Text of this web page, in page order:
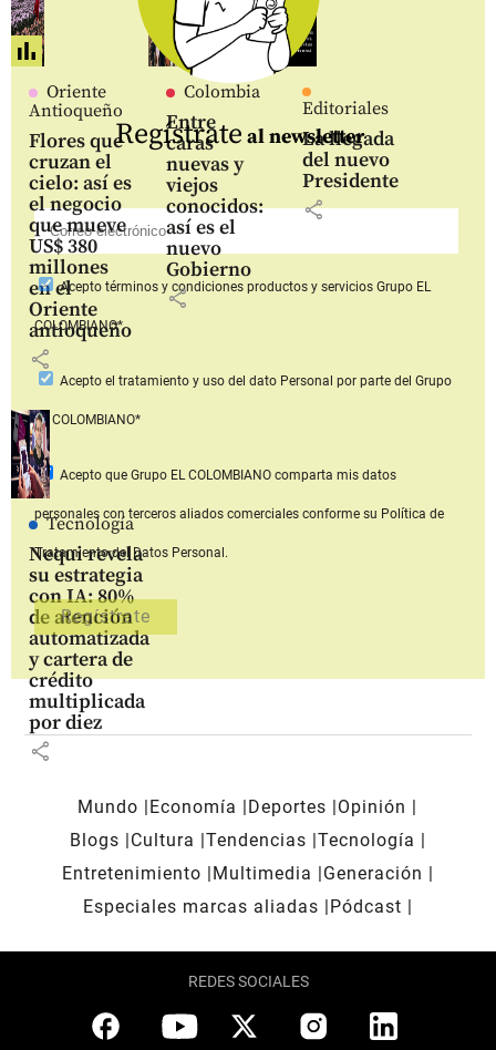
Oriente
Antioqueño
Flores que
cruzan el
cielo: así es
el negocio
que mueve
US$ 380
millones
en el
Oriente
antioqueño
share
Colombia
Entre
caras
nuevas y
viejos
conocidos:
así es el
nuevo
Gobierno
share
Editoriales
La llegada
del nuevo
Presidente
share
Tecnología
Nequi revela
su estrategia
con IA: 80%
de atención
automatizada
y cartera de
crédito
multiplicada
por diez
share
Regístrate al newsletter
Aceptotérminos y condiciones productos y serviciosGrupo EL
COLOMBIANO*
Acepto el tratamiento y uso del dato Personal por parte del Grupo
EL COLOMBIANO*
Acepto que Grupo EL COLOMBIANOcomparta mis datos
personales con terceros aliados comerciales conforme su Política de
Tratamiento del Datos Personal.
Mundo Economía Deportes
Opinión
Blogs
Cultura Tendencias Tecnología
Entretenimiento
Multimedia
Generación
Especiales marcas aliadas
Pódcast
REDES SOCIALES